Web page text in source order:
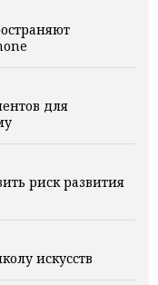
для
риск развития
искусств